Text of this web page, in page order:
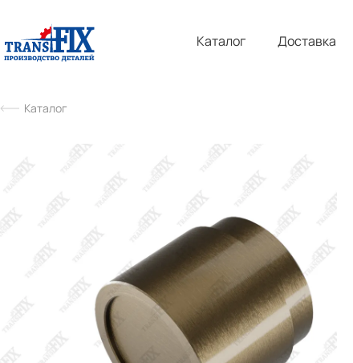
Каталог Доставка
Каталог